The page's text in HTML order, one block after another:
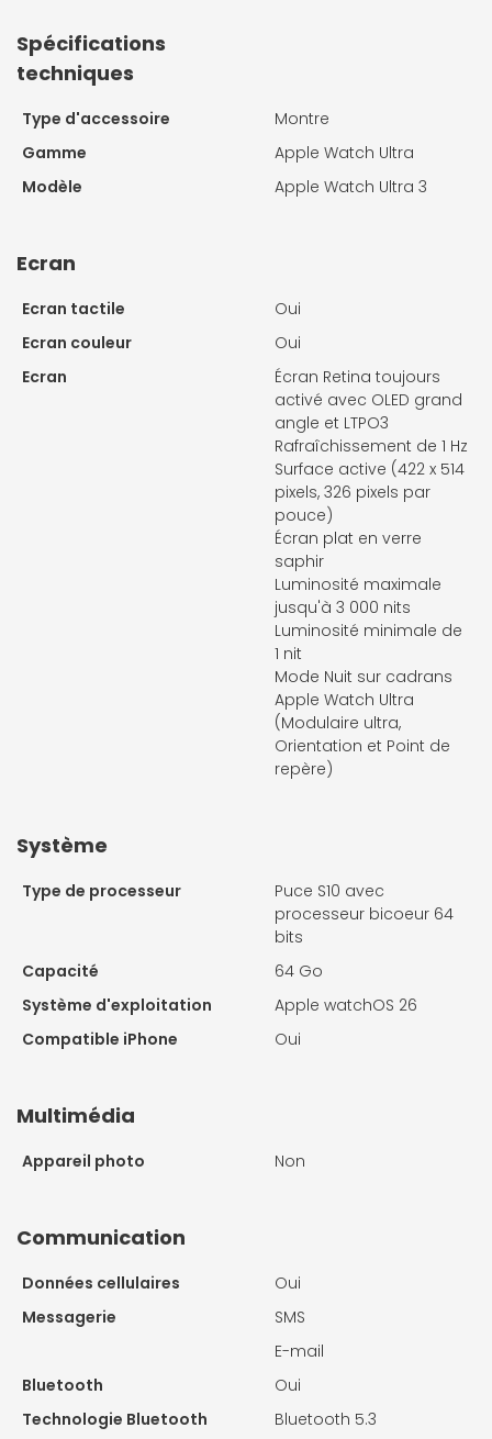
Spécifications
techniques
Type d'accessoire
Montre
Gamme
Apple Watch Ultra
Modèle
Apple Watch Ultra 3
Ecran
Ecran tactile
Oui
Ecran couleur
Oui
Ecran
Écran Retina toujours
activé avec OLED grand
angle et LTPO3
Rafraîchissement de 1 Hz
Surface active (422 x 514
pixels, 326 pixels par
pouce)
Écran plat en verre
saphir
Luminosité maximale
jusqu'à 3 000 nits
Luminosité minimale de
1 nit
Mode Nuit sur cadrans
Apple Watch Ultra
(Modulaire ultra,
Orientation et Point de
repère)
Système
Type de processeur
Puce S10 avec
processeur bicoeur 64
bits
Capacité
64 Go
Système d'exploitation
Apple watchOS 26
Compatible iPhone
Oui
Multimédia
Appareil photo Non
Communication
Données cellulaires
Oui
Messagerie
SMS
E-mail
Bluetooth
Oui
Technologie Bluetooth
Bluetooth 5.3